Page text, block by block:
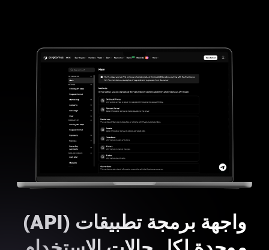
واجهة برمجة تطبيقات (API)